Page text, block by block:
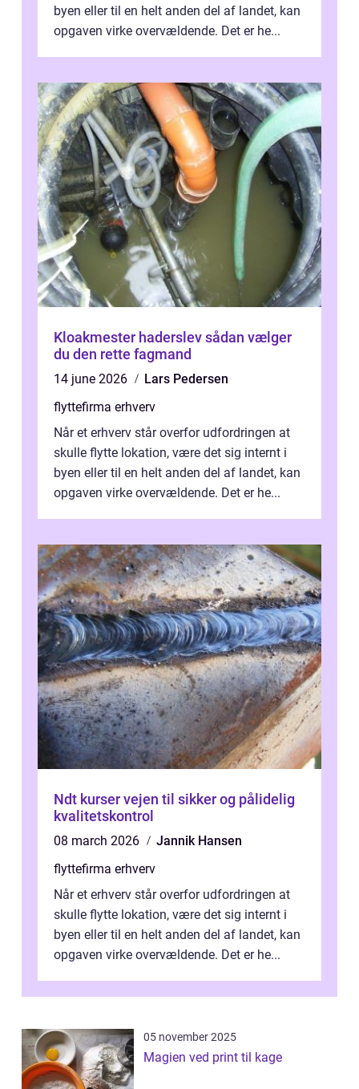
byen eller til en helt anden del af landet, kan
opgaven virke overvældende. Det er he...
Kloakmester haderslev sådan vælger
du den rette fagmand
14 june 2026
Lars Pedersen
flyttefirma erhverv
Når et erhverv står overfor udfordringen at
skulle flytte lokation, være det sig internt i
byen eller til en helt anden del af landet, kan
opgaven virke overvældende. Det er he...
Ndt kurser vejen til sikker og pålidelig
kvalitetskontrol
08 march 2026
Jannik Hansen
flyttefirma erhverv
Når et erhverv står overfor udfordringen at
skulle flytte lokation, være det sig internt i
byen eller til en helt anden del af landet, kan
opgaven virke overvældende. Det er he...
05 november 2025
Magien ved print til kage